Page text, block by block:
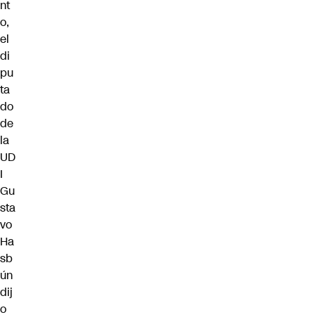
nt
o,
el
di
pu
ta
do
de
la
UD
I
Gu
sta
vo
Ha
sb
ún
dij
o